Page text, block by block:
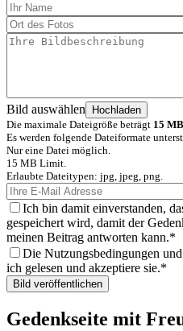
Bild auswählen
Die maximale Dateigröße beträgt 15 MB
Es werden folgende Dateiformate
Nur eine Datei möglich.
15 MB Limit.
Erlaubte Dateitypen: jpg, jpeg, png.
Ich bin damit einverstanden,
gespeichert wird, damit der
meinen Beitrag antworten kann.
Die Nutzungsbedingungen
ich gelesen und akzeptiere sie.
Gedenkseite mit